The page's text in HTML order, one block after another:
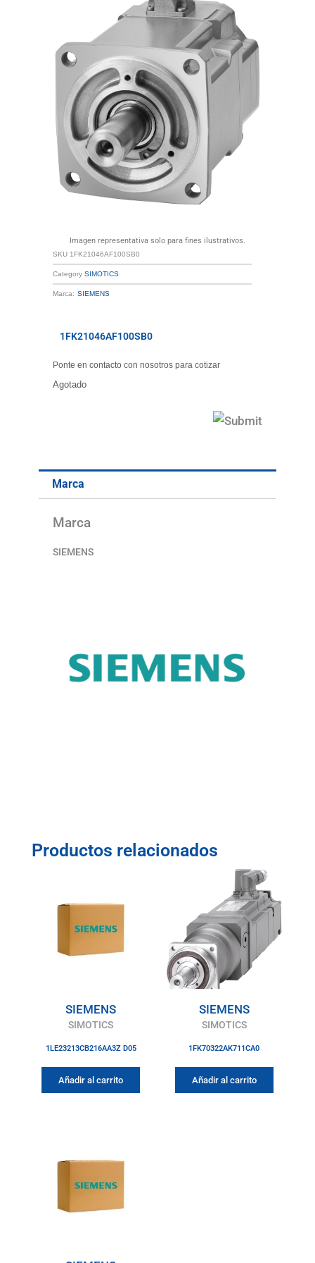
Imagen representativa solo para fines ilustrativos.
SKU 1FK21046AF100SB0
Category SIMOTICS
Marca: SIEMENS
1FK21046AF100SB0
Ponte en contacto con nosotros para cotizar
Agotado
Marca
Marca
SIEMENS
Productos relacionados
SIEMENS
SIMOTICS
1LE23213CB216AA3Z D05
Añadir al carrito
SIEMENS
SIMOTICS
1FK70322AK711CA0
Añadir al carrito